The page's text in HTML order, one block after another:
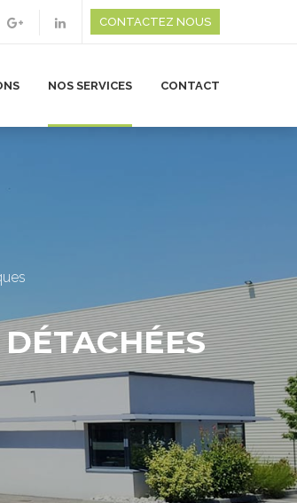
CONTACTEZ NOUS
NOS SERVICES CONTACT